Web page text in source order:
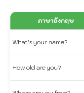
ภาษาอังกฤษ
What’s your name?
How old are you?